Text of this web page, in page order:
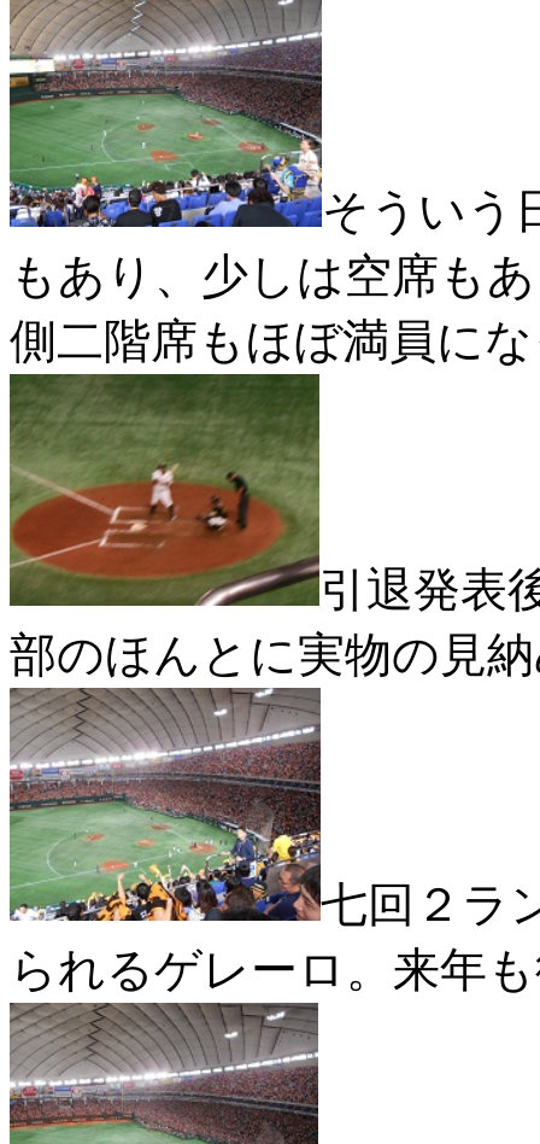
そういう
もあり、少しは空席も
側二階席もほぼ満員に
引退発表
部のほんとに実物の見
七回２ラ
られるゲレーロ。来年